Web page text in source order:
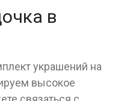
в
украшений на
высокое